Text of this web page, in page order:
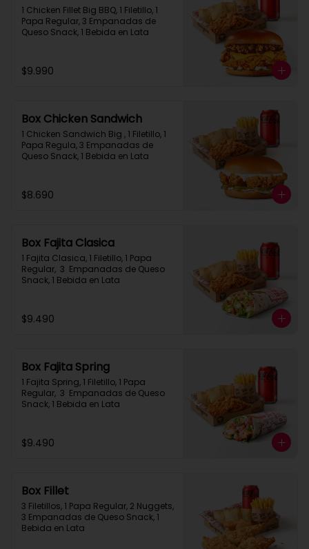
1 Chicken Fillet Big BBQ, 1 Filetillo, 1
Papa Regular, 3 Empanadas de
Queso Snack, 1 Bebida en Lata
$9.990
Box Chicken Sandwich
1 Chicken Sandwich Big , 1 Filetillo, 1
Papa Regula, 3 Empanadas de
Queso Snack, 1 Bebida en Lata
$8.690
Box Fajita Clasica
1 Fajita Clasica, 1 Filetillo, 1 Papa
Regular,  3  Empanadas de Queso
Snack, 1 Bebida en Lata
$9.490
Box Fajita Spring
1 Fajita Spring, 1 Filetillo, 1 Papa
Regular,  3  Empanadas de Queso
Snack, 1 Bebida en Lata
$9.490
Box Fillet
3 Filetillos, 1 Papa Regular, 2 Nuggets,
3 Empanadas de Queso Snack, 1
Bebida en Lata